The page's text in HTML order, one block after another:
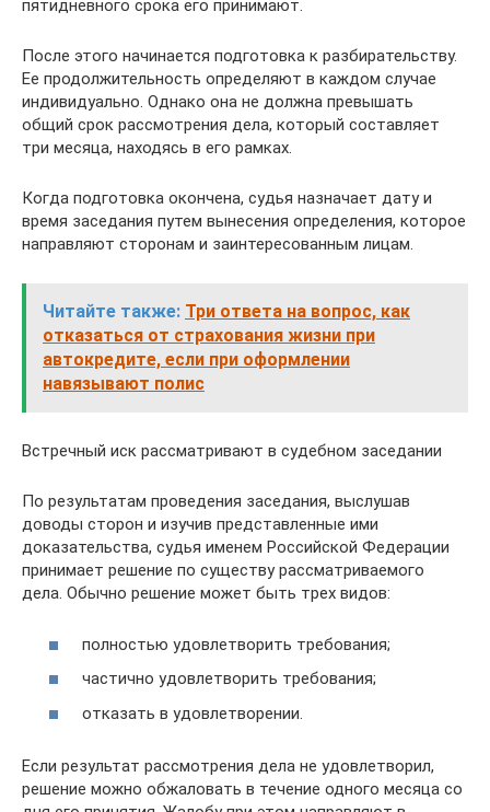
пятидневного срока его принимают.
После этого начинается подготовка к разбирательству.
Ее продолжительность определяют в каждом случае
индивидуально. Однако она не должна превышать
общий срок рассмотрения дела, который составляет
три месяца, находясь в его рамках.
Когда подготовка окончена, судья назначает дату и
время заседания путем вынесения определения, которое
направляют сторонам и заинтересованным лицам.
Читайте также: Три ответа на вопрос, как
отказаться от страхования жизни при
автокредите, если при оформлении
навязывают полис
Встречный иск рассматривают в судебном заседании
По результатам проведения заседания, выслушав
доводы сторон и изучив представленные ими
доказательства, судья именем Российской Федерации
принимает решение по существу рассматриваемого
дела. Обычно решение может быть трех видов:
полностью удовлетворить требования;
частично удовлетворить требования;
отказать в удовлетворении.
Если результат рассмотрения дела не удовлетворил,
решение можно обжаловать в течение одного месяца со